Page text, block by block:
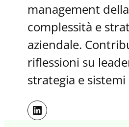
management della
complessità e
aziendale.
riflessioni su
strategia e
LinkedIn